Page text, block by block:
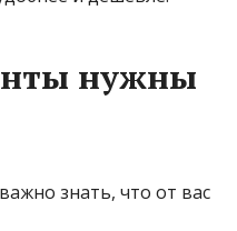
нужны
знать, что от вас